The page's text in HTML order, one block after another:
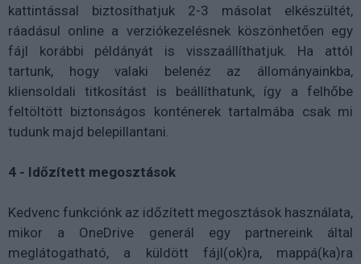
kattintással biztosíthatjuk 2-3 másolat elkészültét,
ráadásul online a verziókezelésnek köszönhetően egy
fájl korábbi példányát is visszaállíthatjuk. Ha attól
tartunk, hogy valaki belenéz az állományainkba,
kliensoldali titkosítást is beállíthatunk, így a felhőbe
feltöltött biztonságos konténerek tartalmába csak mi
tudunk majd belepillantani.
4 - Időzített megosztások
Kedvenc funkciónk az időzített megosztások használata,
mikor a OneDrive generál egy partnereink által
meglátogatható, a küldött fájl(ok)ra, mappá(ka)ra